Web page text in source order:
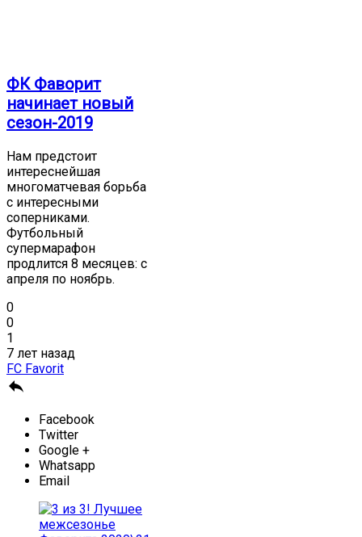
ФК Фаворит
начинает новый
сезон-2019
Нам предстоит
интереснейшая
многоматчевая борьба
с интересными
соперниками.
Футбольный
супермарафон
продлится 8 месяцев: с
апреля по ноябрь.
0
0
1
7 лет назад
FC Favorit

Facebook
Twitter
Google +
Whatsapp
Email